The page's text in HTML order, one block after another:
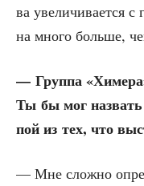
ва уве­ли­чи­ва­ет­ся
на мно­го боль­ше,
— Груп­па
Ты бы мог
пой из тех, что
— Мне слож­но